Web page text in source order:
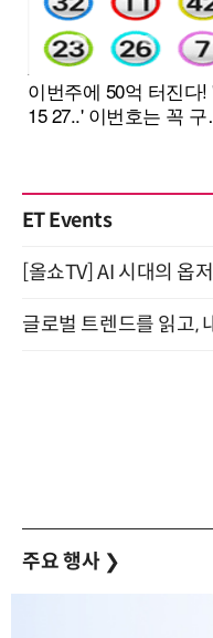
ET Events
주요 행사 ❯